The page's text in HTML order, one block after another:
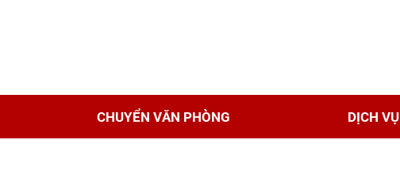
CHUYỂN VĂN PHÒNG DỊCH VỤ